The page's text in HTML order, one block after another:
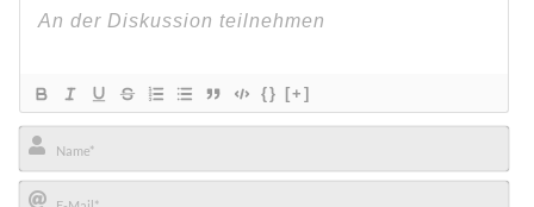
{} [+]
Name*